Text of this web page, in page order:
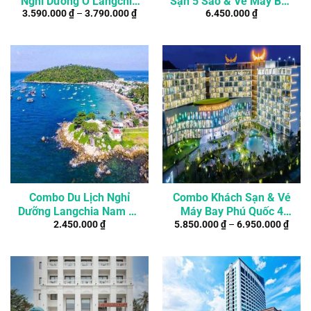
Nam Du Resort
3.590.000₫– 3.790.000₫
Phú Quốc
6.450.000₫
Combo Du Lịch Nghỉ
Dưỡng Langchia Nam Du
Resort 2 Ngày 1 Đêm
2.450.000₫
Combo Khách Sạn & Vé
Máy Bay Phú Quốc 4
Ngày 3 Đêm
5.850.000₫– 6.950.000₫